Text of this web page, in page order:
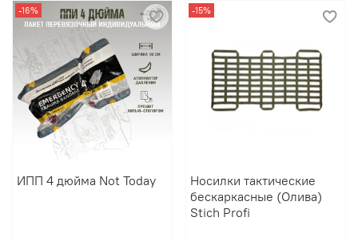
-16%
ИПП 4 дюйма Not Today
-15%
Носилки тактические
бескаркасные (Олива)
Stich Profi